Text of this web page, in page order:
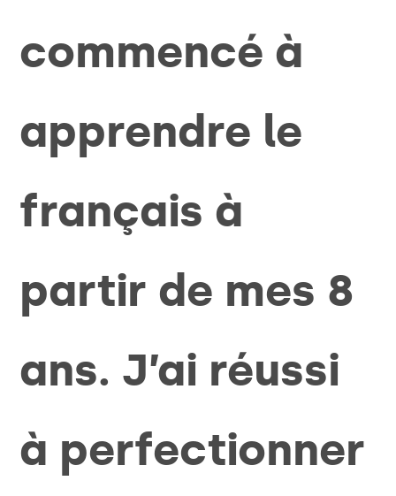
commencé à
apprendre le
français à
partir de mes 8
ans. J’ai réussi
à perfectionner